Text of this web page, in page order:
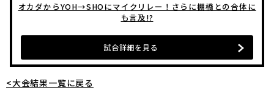
オカダからYOH→SHOにマイクリレー！さらに棚橋との合体に
も言及!?
試合詳細を見る
<大会結果一覧に戻る